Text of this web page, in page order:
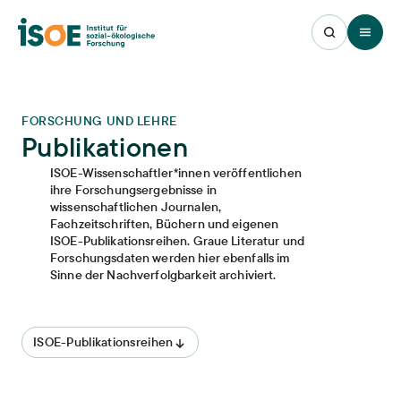
Open
FORSCHUNG UND LEHRE
Publikationen
ISOE-Wissenschaftler*innen veröffentlichen
ihre Forschungsergebnisse in
wissenschaftlichen Journalen,
Fachzeitschriften, Büchern und eigenen
ISOE-Publikationsreihen. Graue Literatur und
Forschungsdaten werden hier ebenfalls im
Sinne der Nachverfolgbarkeit archiviert.
ISOE-Publikationsreihen